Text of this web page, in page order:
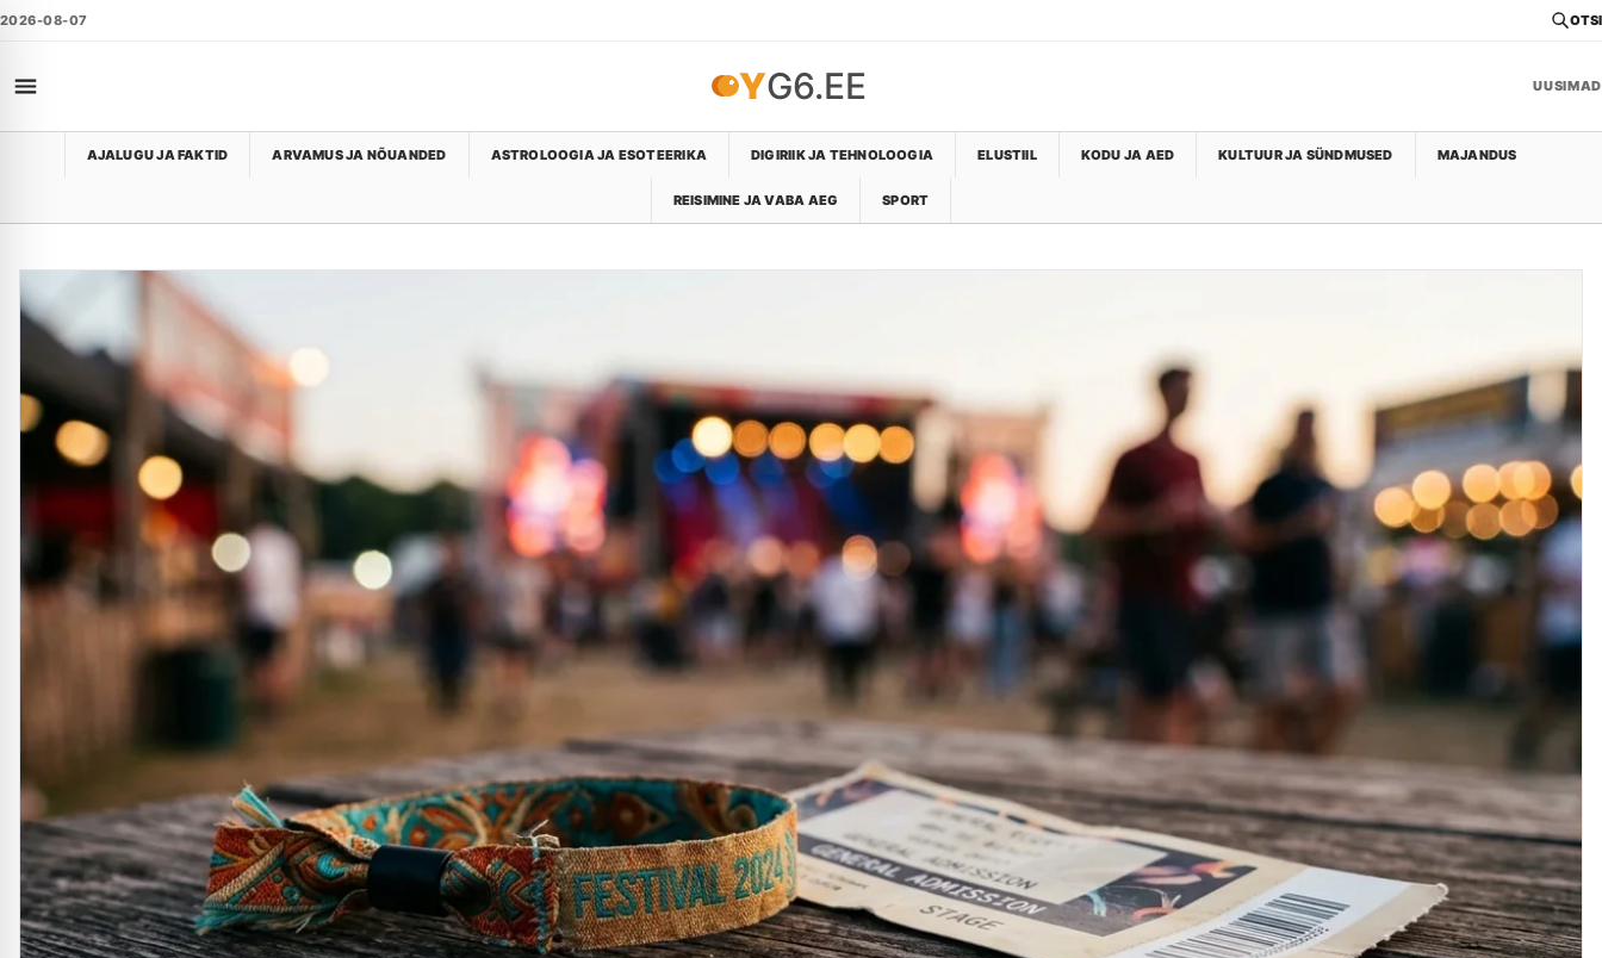
2026-08-07 OTSI
YG6.EE UUSIMAD
AJALUGU JA FAKTID ARVAMUS JA NÕUANDED ASTROLOOGIA JA ESOTEERIKA DIGIRIIK JA TEHNOLOOGIA ELUSTIIL KODU JA AED KULTUUR JA SÜNDMUSED MAJANDUS
REISIMINE JA VABA AEG SPORT